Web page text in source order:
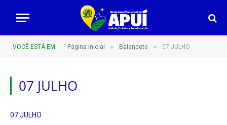
VOCÊ ESTÁ EM: Página Inicial » Balancete » 07 JULHO
07 JULHO
07 JULHO